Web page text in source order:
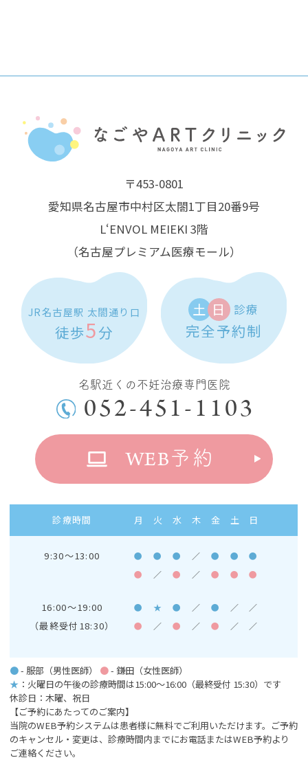
〒453-0801
愛知県名古屋市中村区太閤1丁目20番9号
L‘ENVOL MEIEKI 3階
（名古屋プレミアム医療モール）
JR名古屋駅 太閤通り口
徒歩5分
土 日 診療
完全予約制
名駅近くの不妊治療専門医院
052-451-1103
WEB予約
診療時間 月 火 水 木 金 土 日
9:30～13:00 ● ● ● ／ ● ●
●
●
／ ● ／ ● ● ●
16:00～19:00 ● ★ ● ／ ● ／ ／
（最終受付18:30） ● ／ ● ／ ● ／ ／
●- 服部（男性医師） ●- 鎌田（女性医師）
★ ：火曜日の午後の診療時間は15:00～16:00 （最終受付 15:30）です
休診日：木曜、祝日
【ご予約にあたってのご案内】
当院のWEB予約システムは患者様に無料でご利用いただけます。ご予約
のキャンセル・変更は、診療時間内までにお電話またはWEB予約より
ご連絡ください。